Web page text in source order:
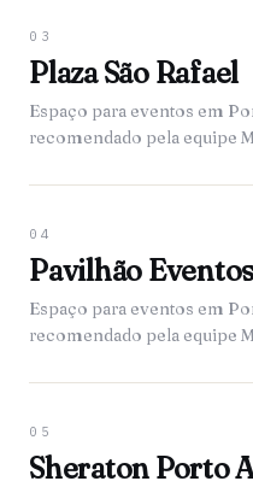
03
Plaza São Rafael
Espaço para eventos em
recomendado pela equipe
04
Pavilhão
Espaço para eventos em
recomendado pela equipe
05
Sheraton Porto